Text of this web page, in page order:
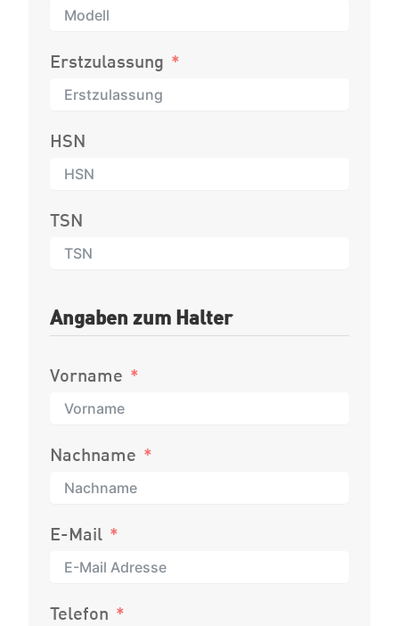
Erstzulassung
HSN
TSN
Angaben zum Halter
Vorname
Nachname
E-Mail
Telefon